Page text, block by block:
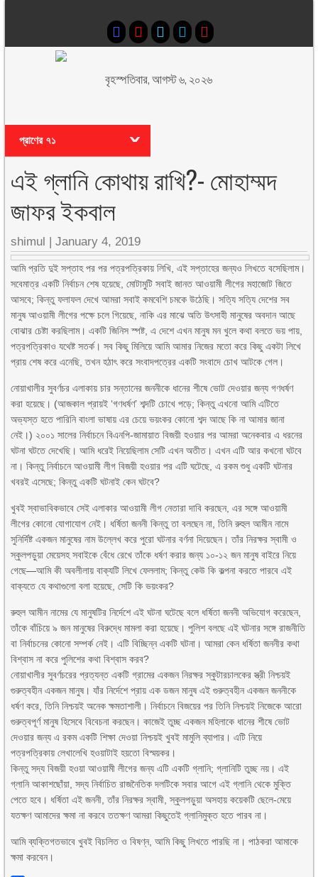
বৃহস্পতিবার, আগস্ট ৬, ২০২৬
প্রাণের ৭১
এই গ্লানি কোথায় রাখি?- মোহাম্মদ
জাফর ইকবাল
shimul |January 4, 2019
আমি প্রতি দুই সপ্তাহ পর পর পত্রপত্রিকায় লিখি, এই সপ্তাহের জন্যও লিখতে বসেছিলাম।
সবেমাত্র একটি নির্বাচন শেষ হয়েছে, মোটামুটি সবাই জানত আওয়ামী লীগের মহাজোট জিতে
আসবে; কিন্তু ফলাফল দেখে আমরা সবাই কমবেশি চমকে উঠেছি। সত্যি সত্যি দেশের সব
মানুষ আওয়ামী লীগের পক্ষে চলে গিয়েছে, নাকি এর মাঝে অতি উৎসাহী মানুষের অবদান আছে
বোঝার চেষ্টা করছিলাম। একটি জিনিস স্পষ্ট, এ দেশে এখন মানুষ মন খুলে কথা বলতে ভয় পায়,
পত্রপত্রিকাও যথেষ্ট সতর্ক। সব কিছু মিলিয়ে আমি আমার নিজের মতো করে কিছু একটা লিখে
প্রায় শেষ করে এনেছি, তখন হঠাৎ করে সংবাদপত্রের একটি সংবাদে চোখ আটকে গেল।
নোয়াখালীর সুবর্ণচর এলাকায় চার সন্তানের জননীকে ধানের শীষে ভোট দেওয়ার জন্য গণধর্ষণ
করা হয়েছে। (আজকাল প্রায়ই ‘গণধর্ষণ’ শব্দটি চোখে পড়ে; কিন্তু এখনো আমি এটিতে
অভ্যস্ত হতে পারিনি বাংলা ভাষায় এর চেয়ে ভয়ংকর কোনো শব্দ আছে কি না আমার জানা
নেই।) ২০০১ সালের নির্বাচনে বিএনপি-জামায়াত বিজয়ী হওয়ার পর আমরা অনেকবার এ ধরনের
ঘটনা ঘটতে দেখেছি। আমি ধরেই নিয়েছিলাম সেটি এখন অতীত। এখন এটি আর কখনো ঘটবে
না। কিন্তু নির্বাচনে আওয়ামী লীগ বিজয়ী হওয়ার পর এটি ঘটেছে, এ রকম শুধু একটি ঘটনার
খবরই এসেছে; কিন্তু একটি ঘটনাই কেন ঘটবে?
খুবই স্বাভাবিকভাবে সেই এলাকার আওয়ামী লীগ নেতারা দাবি করছেন, এর সঙ্গে আওয়ামী
লীগের কোনো যোগাযোগ নেই। ধর্ষিতা জননী কিন্তু তা বলছেন না, তিনি রুহুল আমীন নামে
সুনির্দিষ্ট একজন মানুষের নাম উল্লেখ করে পুরো ঘটনার বর্ণনা দিয়েছেন। তাঁর নিরক্ষর স্বামী ও
স্কুলপড়ুয়া মেয়েসহ সবাইকে বেঁধে রেখে তাঁকে ধর্ষণ করার জন্য ১০-১২ জন মানুষ বাইরে নিয়ে
গেছে—আমি কী অবলীলায় বাক্যটি লিখে ফেললাম; কিন্তু কেউ কি কল্পনা করতে পারবে এই
বাক্যতে যে কথাগুলো বলা হয়েছে, সেটি কি ভয়ংকর?
রুহুল আমীন নামের যে মানুষটির নির্দেশে এই ঘটনা ঘটেছে বলে ধর্ষিতা জননী অভিযোগ করেছেন,
তাঁকে বাঁচিয়ে ৯ জন মানুষের বিরুদ্ধে মামলা করা হয়েছে। পুলিশ বলছে এই ঘটনার সঙ্গে রাজনীতি
বা নির্বাচনের কোনো সম্পর্ক নেই। এটি বিচ্ছিন্ন একটি ঘটনা। আমরা কেন ধর্ষিতা জননীর কথা
বিশ্বাস না করে পুলিশের কথা বিশ্বাস করব?
নোয়াখালীর সুবর্ণচরের প্রত্যন্ত একটি গ্রামের একজন নিরক্ষর স্কুটারচালকের স্ত্রী নিশ্চয়ই
গুরুত্বহীন একজন মানুষ। যাঁর নির্দেশে প্রায় এক ডজন মানুষ এই গুরুত্বহীন একজন জননীকে
ধর্ষণ করে, তিনি নিশ্চয়ই অনেক ক্ষমতাশালী। নির্বাচনে বিজয়ের পর তিনি নিশ্চয়ই নিজেকে আরো
গুরুত্বপূর্ণ মানুষ হিসেবে বিবেচনা করছেন। কাজেই তুচ্ছ একজন মহিলাকে ধানের শীষে ভোট
দেওয়ার জন্য এ রকম একটি শিক্ষা দেওয়া নিশ্চয়ই খুবই মামুলি ব্যাপার। এটি নিয়ে
পত্রপত্রিকায় লেখালেখি হওয়াটাই হয়তো বিস্ময়কর।
কিন্তু সদ্য বিজয়ী হওয়া আওয়ামী লীগের জন্য এটি একটি গ্লানি; গ্লানিটি তুচ্ছ নয়। এই
গ্লানি আকাশছোঁয়া, সদ্য নির্বাচিত রাজনৈতিক দলটিকে সবার আগে এই গ্লানি থেকে মুক্তি
পেতে হবে। ধর্ষিতা এই জননী, তাঁর নিরক্ষর স্বামী, স্কুলপড়ুয়া অসহায় কয়েকটি ছেলে-মেয়ে
যতক্ষণ আমাদের ক্ষমা না করবে ততক্ষণ আমরা কিছুতেই গ্লানিমুক্ত হতে পারব না।
আমি ব্যক্তিগতভাবে খুবই বিচলিত ও বিষণ্ন, আমি কিছু লিখতে পারছি না। পাঠকরা আমাকে
ক্ষমা করবেন।